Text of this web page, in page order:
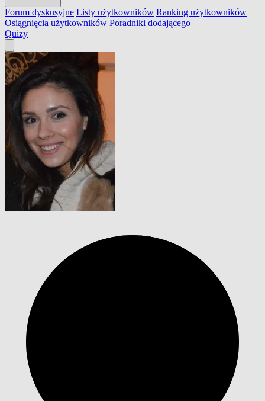
Forum dyskusyjne Listy użytkowników Ranking użytkowników
Osiągnięcia użytkowników Poradniki dodającego
Quizy